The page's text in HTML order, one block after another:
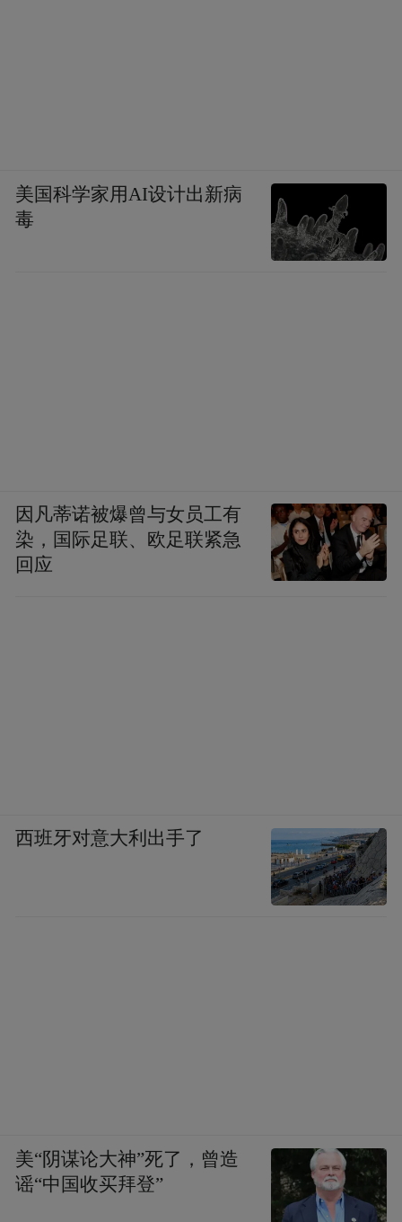
美国科学家用AI设计出新病
毒
因凡蒂诺被爆曾与女员工有
染，国际足联、欧足联紧急
回应
西班牙对意大利出手了
美“阴谋论大神”死了，曾造
谣“中国收买拜登”